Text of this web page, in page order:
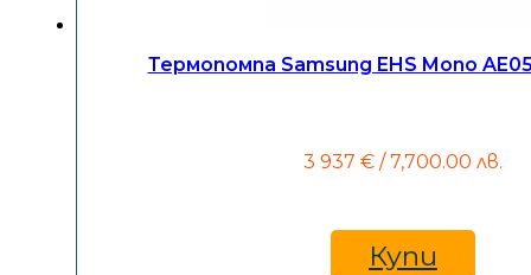
Термопомпа Samsung EHS Mono
3 937 € / 7,700.00 лв.
Купи